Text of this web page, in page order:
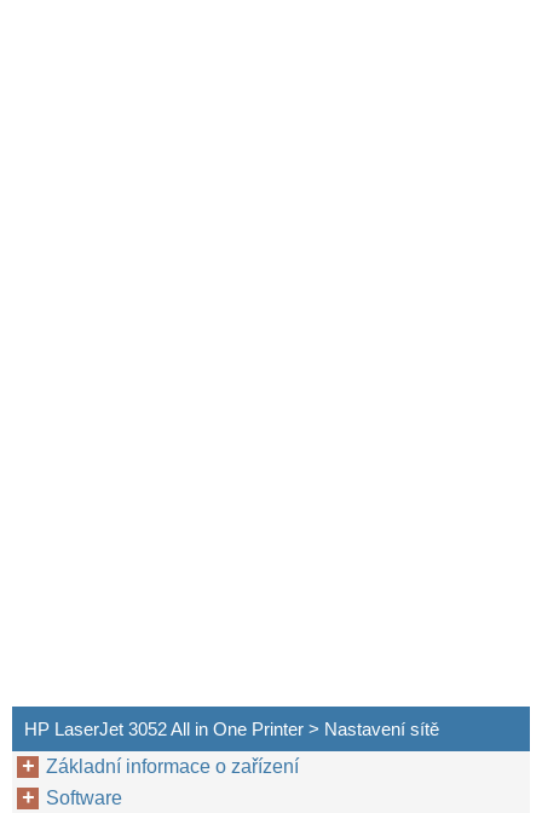
HP LaserJet 3052 All in One Printer > Nastavení sítě
Základní informace o zařízení
Software